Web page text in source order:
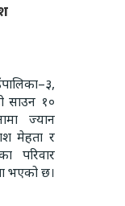
साउन १०
ज्यान
मेहता र
परिवार
भएको छ।